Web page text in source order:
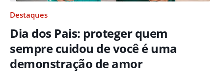
Destaques
Dia dos Pais: proteger quem
sempre cuidou de você é uma
demonstração de amor